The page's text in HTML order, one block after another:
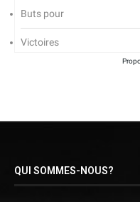
Buts pour
Victoires
QUI SOMMES-NOUS?